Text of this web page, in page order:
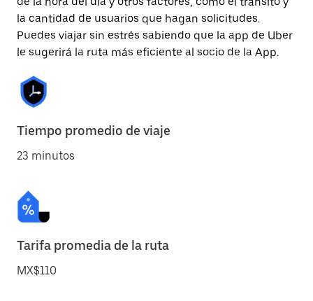
la cantidad de usuarios que hagan solicitudes.
Puedes viajar sin estrés sabiendo que la app de Uber
le sugerirá la ruta más eficiente al socio de la App.
Tiempo promedio de viaje
23 minutos
Tarifa promedia de la ruta
MX$110